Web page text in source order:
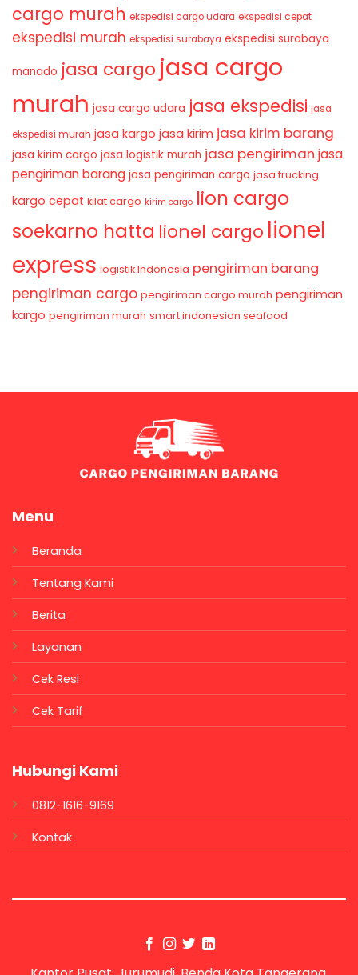
cargo murah ekspedisi cargo udara ekspedisi cepat
ekspedisi murah ekspedisi surabaya ekspedisi surabaya
manado jasa cargo jasa cargo
murah jasa cargo udara jasa ekspedisi jasa
ekspedisi murah jasa kargo jasa kirim jasa kirim barang
jasa kirim cargo jasa logistik murah jasa pengiriman jasa
pengiriman barang jasa pengiriman cargo jasa trucking
kargo cepat kilat cargo kirim cargo lion cargo
soekarno hatta lionel cargo lionel
express logistik Indonesia pengiriman barang
pengiriman cargo pengiriman cargo murah pengiriman
kargo pengiriman murah smart indonesian seafood
Menu
Beranda
Tentang Kami
Berita
Layanan
Cek Resi
Cek Tarif
Hubungi Kami
0812-1616-9169
Kontak